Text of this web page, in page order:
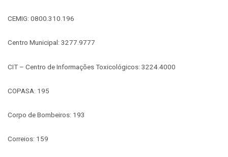
CEMIG: 0800.310.196
Centro Municipal: 3277.9777
CIT – Centro de Informações Toxicológicos: 3224.4000
COPASA: 195
Corpo de Bombeiros: 193
Correios: 159